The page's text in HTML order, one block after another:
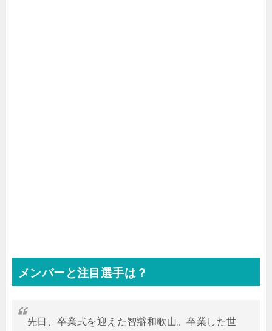
メンバーと注目選手は？
先日、卒業式を迎えた智辯和歌山。卒業した世